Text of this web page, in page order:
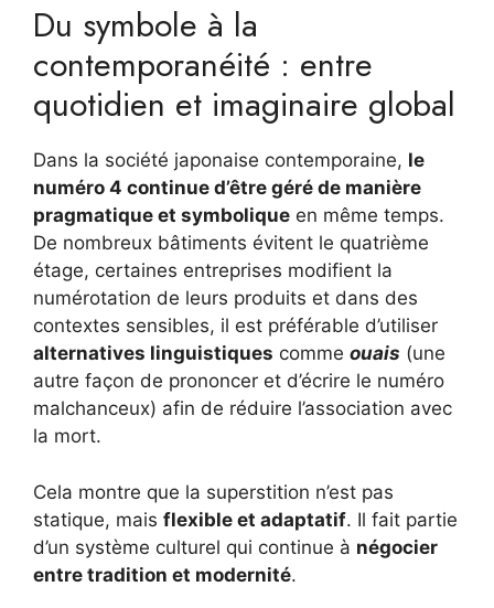
Du symbole à la
contemporanéité : entre
quotidien et imaginaire global
Dans la société japonaise contemporaine, le
numéro 4 continue d’être géré de manière
pragmatique et symbolique en même temps.
De nombreux bâtiments évitent le quatrième
étage, certaines entreprises modifient la
numérotation de leurs produits et dans des
contextes sensibles, il est préférable d’utiliser
alternatives linguistiques comme ouais (une
autre façon de prononcer et d’écrire le numéro
malchanceux) afin de réduire l’association avec
la mort.
Cela montre que la superstition n’est pas
statique, mais flexible et adaptatif. Il fait partie
d’un système culturel qui continue à négocier
entre tradition et modernité.